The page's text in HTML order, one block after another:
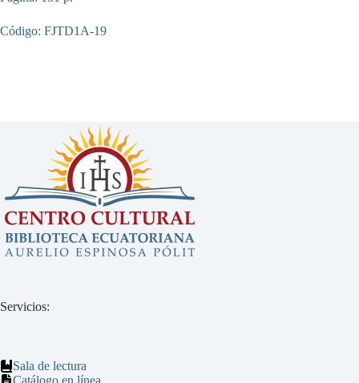
Código: FJTD1A-19
Servicios:
Sala de lectura
Catálogo en línea